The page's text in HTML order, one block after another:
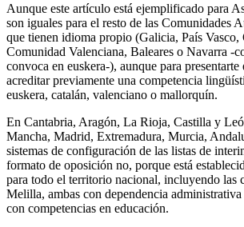
Aunque este artículo está ejemplificado para
son iguales para el resto de las Comunidades
que tienen idioma propio (Galicia, País Vasco,
Comunidad Valenciana, Baleares o Navarra -
convoca en euskera-), aunque para presentarte
acreditar previamente una competencia
euskera, catalán, valenciano o mallorquín.
En Cantabria, Aragón, La Rioja, Castilla y
Mancha, Madrid, Extremadura, Murcia,
sistemas de configuración de las listas de
formato de oposición no, porque está
para todo el territorio nacional, incluyendo las
Melilla, ambas con dependencia
con competencias en educación.